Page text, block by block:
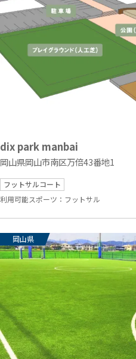
dix park manbai
岡山県岡山市南区万倍43番地1
フットサルコート
利用可能スポーツ： フットサル
岡山県